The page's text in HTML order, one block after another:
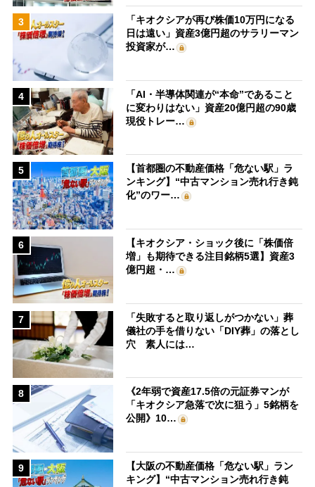
3
「キオクシアが再び株価10万円になる
日は遠い」資産3億円超のサラリーマン
投資家が…
4
「AI・半導体関連が“本命”であること
に変わりはない」資産20億円超の90歳
現役トレー…
5
【首都圏の不動産価格「危ない駅」ラ
ンキング】“中古マンション売れ行き鈍
化”のワー…
6
【キオクシア・ショック後に「株価倍
増」も期待できる注目銘柄5選】資産3
億円超・…
7
「失敗すると取り返しがつかない」葬
儀社の手を借りない「DIY葬」の落とし
穴 素人には…
8
《2年弱で資産17.5倍の元証券マンが
「キオクシア急落で次に狙う」5銘柄を
公開》10…
9
【大阪の不動産価格「危ない駅」ラン
キング】“中古マンション売れ行き鈍